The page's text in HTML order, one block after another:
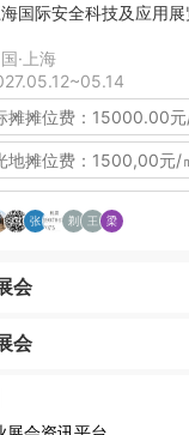
海国际安全科技及应用
·上海
摊摊位费：15000.00
地摊位费：1500,00元/
会
会